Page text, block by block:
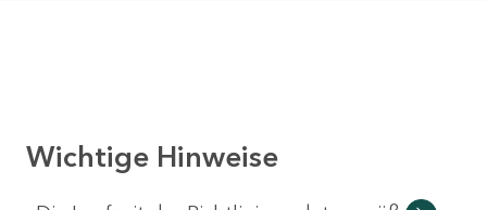
Wichtige Hinweise